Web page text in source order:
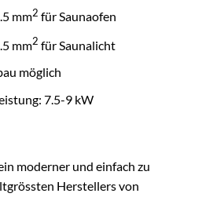
mm2 für Saunaofen
mm2 für Saunalicht
möglich
7.5-9 kW
moderner und einfach zu
Herstellers von